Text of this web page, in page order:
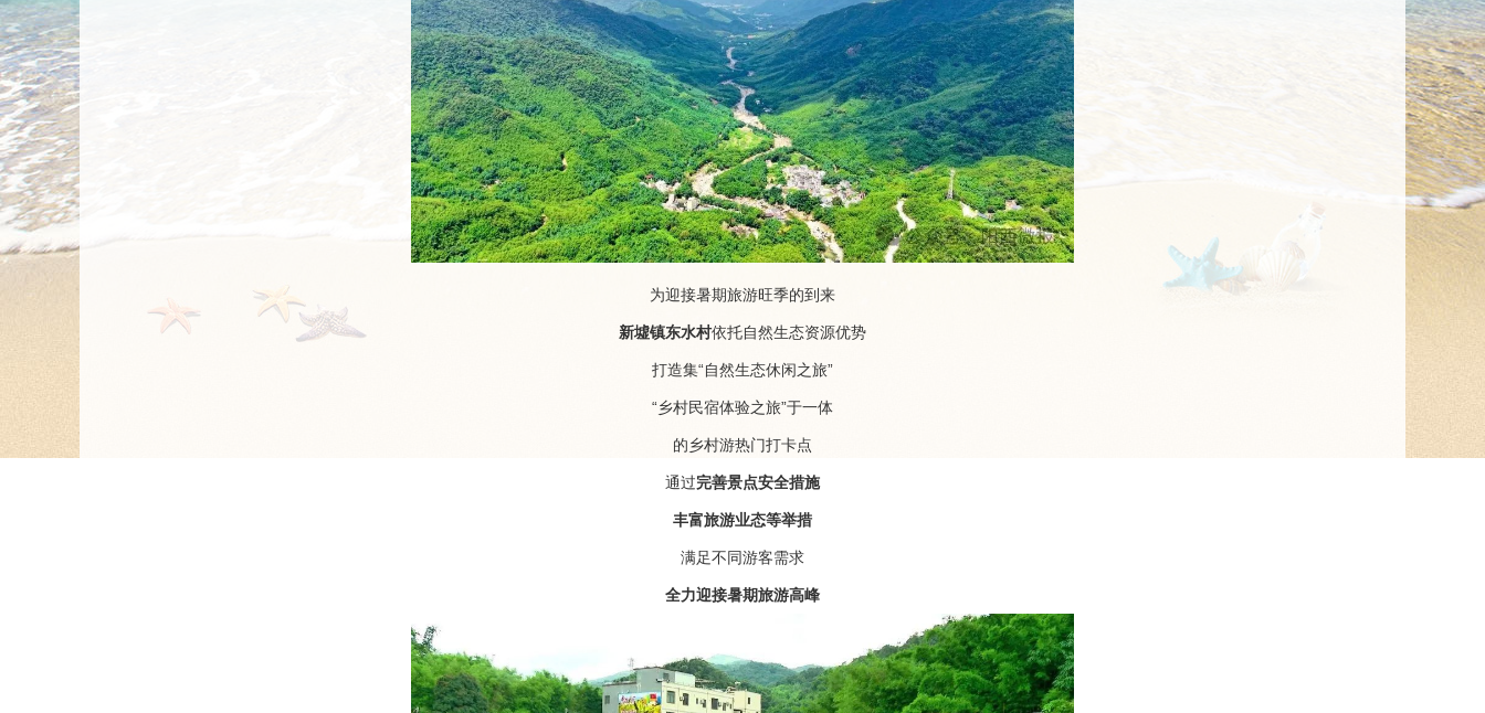
为迎接暑期旅游旺季的到来
新墟镇东水村依托自然生态资源优势
打造集“自然生态休闲之旅”
“乡村民宿体验之旅”于一体
的乡村游热门打卡点
通过完善景点安全措施
丰富旅游业态等举措
满足不同游客需求
全力迎接暑期旅游高峰